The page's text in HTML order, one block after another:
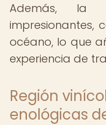
Además, la
impresionantes,
océano, lo que
experiencia de
Región
enológicas